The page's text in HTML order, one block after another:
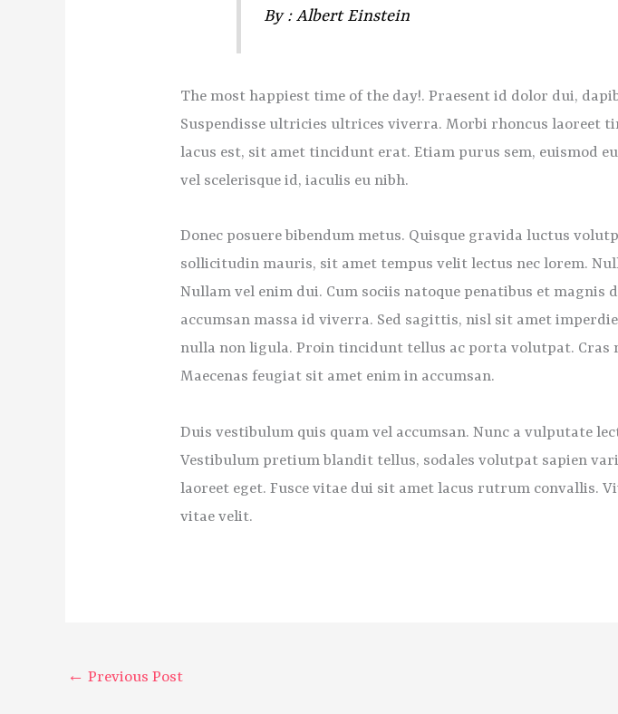
By : Albert Einstein
The most happiest time of the day!. Praesent id dolor dui,
Suspendisse ultricies ultrices viverra. Morbi rhoncus laoreet
lacus est, sit amet tincidunt erat. Etiam purus sem, euismod
vel scelerisque id, iaculis eu nibh.
Donec posuere bibendum metus. Quisque gravida luctus
sollicitudin mauris, sit amet tempus velit lectus nec lorem.
Nullam vel enim dui. Cum sociis natoque penatibus et
accumsan massa id viverra. Sed sagittis, nisl sit amet
nulla non ligula. Proin tincidunt tellus ac porta volutpat. Cras
Maecenas feugiat sit amet enim in accumsan.
Duis vestibulum quis quam vel accumsan. Nunc a vulputate
Vestibulum pretium blandit tellus, sodales volutpat sapien
laoreet eget. Fusce vitae dui sit amet lacus rutrum convallis.
vitae velit.
← Previous Post